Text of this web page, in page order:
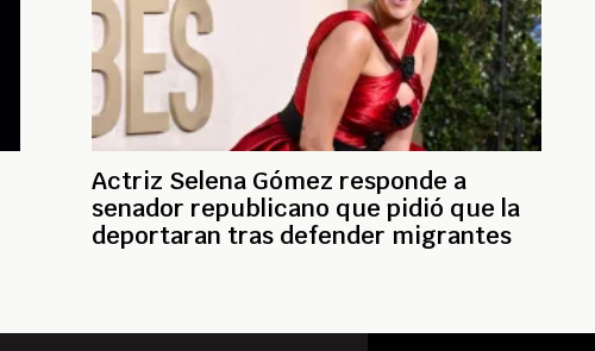
Actriz Selena Gómez responde a
senador republicano que pidió que la
deportaran tras defender migrantes